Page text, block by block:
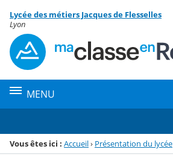
Menu de la rubrique
Contenu
Lycée des métiers Jacques de Flesselles
Lyon
MENU
Vous êtes ici : Accueil› Présentation du lycée